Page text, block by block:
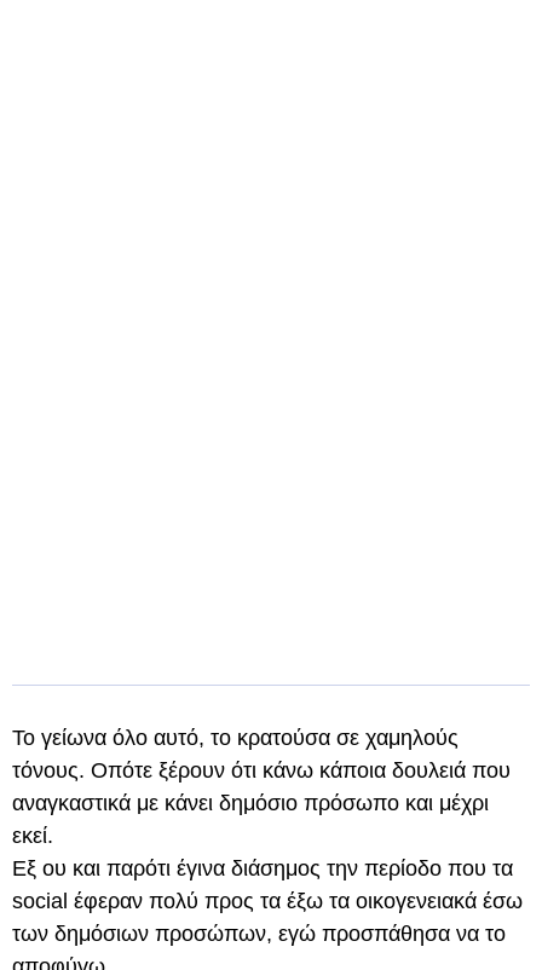
Το γείωνα όλο αυτό, το κρατούσα σε χαμηλούς
τόνους. Οπότε ξέρουν ότι κάνω κάποια δουλειά που
αναγκαστικά με κάνει δημόσιο πρόσωπο και μέχρι
εκεί.
Εξ ου και παρότι έγινα διάσημος την περίοδο που τα
social έφεραν πολύ προς τα έξω τα οικογενειακά έσω
των δημόσιων προσώπων, εγώ προσπάθησα να το